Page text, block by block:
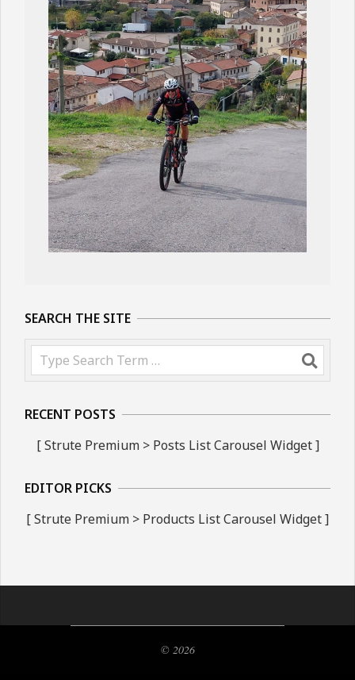
02
SEARCH THE SITE
Search
RECENT POSTS
[ Strute Premium > Posts List Carousel Widget ]
EDITOR PICKS
[ Strute Premium > Products List Carousel Widget ]
© 2026